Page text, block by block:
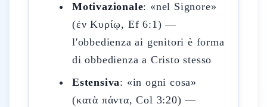
Motivazionale: «nel Signore»
(ἐν Κυρίῳ, Ef 6:1) —
l'obbedienza ai genitori è forma
di obbedienza a Cristo stesso
Estensiva: «in ogni cosa»
(κατὰ πάντα, Col 3:20) —